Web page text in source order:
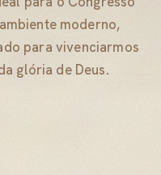
moderno,
para vivenciarmos
glória de Deus.